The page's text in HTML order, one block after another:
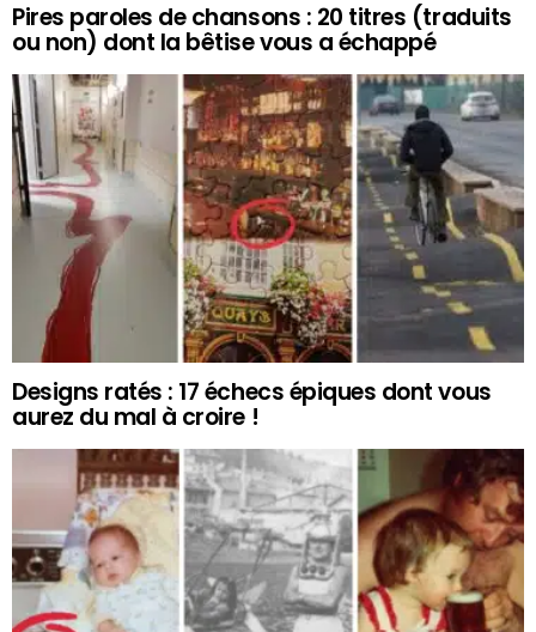
Pires paroles de chansons : 20 titres (traduits
ou non) dont la bêtise vous a échappé
Designs ratés : 17 échecs épiques dont vous
aurez du mal à croire !